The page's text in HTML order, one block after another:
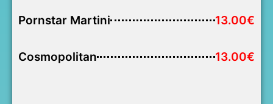
Pornstar Martini 13.00€
Cosmopolitan 13.00€